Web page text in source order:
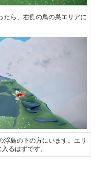
ら、右側の鳥の巣エリアに
島の下の方にいます。エリ
るはずです。